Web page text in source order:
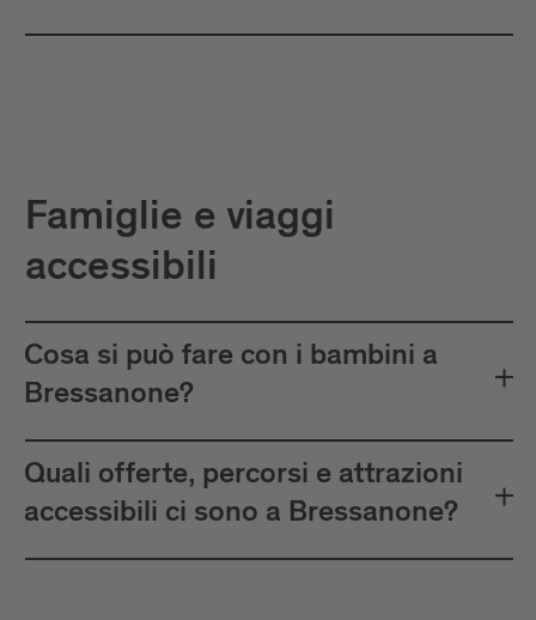
Famiglie e viaggi
accessibili
Cosa si può fare con i bambini a
Bressanone?
Quali offerte, percorsi e attrazioni
accessibili ci sono a Bressanone?